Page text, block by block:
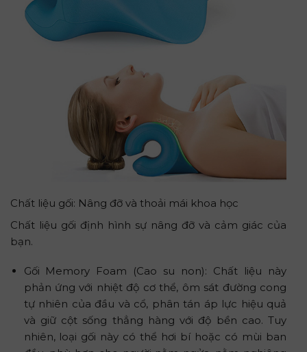
Chất liệu gối: Nâng đỡ và thoải mái khoa học
Chất liệu gối định hình sự nâng đỡ và cảm giác của
bạn.
Gối Memory Foam (Cao su non): Chất liệu này
phản ứng với nhiệt độ cơ thể, ôm sát đường cong
tự nhiên của đầu và cổ, phân tán áp lực hiệu quả
và giữ cột sống thẳng hàng với độ bền cao. Tuy
nhiên, loại gối này có thể hơi bí hoặc có mùi ban